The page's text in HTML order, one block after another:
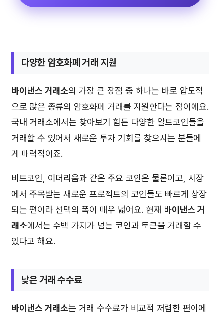
다양한 암호화폐 거래 지원
바이낸스 거래소의 가장 큰 장점 중 하나는 바로 압도적
으로 많은 종류의 암호화폐 거래를 지원한다는 점이에요.
국내 거래소에서는 찾아보기 힘든 다양한 알트코인들을
거래할 수 있어서 새로운 투자 기회를 찾으시는 분들에
게 매력적이죠.
비트코인, 이더리움과 같은 주요 코인은 물론이고, 시장
에서 주목받는 새로운 프로젝트의 코인들도 빠르게 상장
되는 편이라 선택의 폭이 매우 넓어요. 현재 바이낸스 거
래소에서는 수백 가지가 넘는 코인과 토큰을 거래할 수
있다고 해요.
낮은 거래 수수료
바이낸스 거래소는 거래 수수료가 비교적 저렴한 편이에